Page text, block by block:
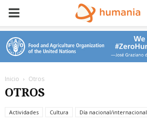
Inicio Otros
OTROS
Actividades Cultura Día nacional/internacional